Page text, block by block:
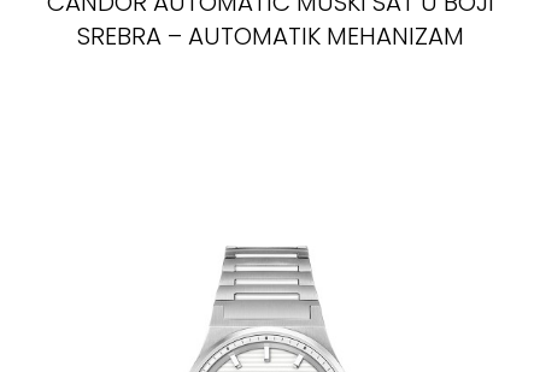
SREBRA – AUTOMATIK MEHANIZAM